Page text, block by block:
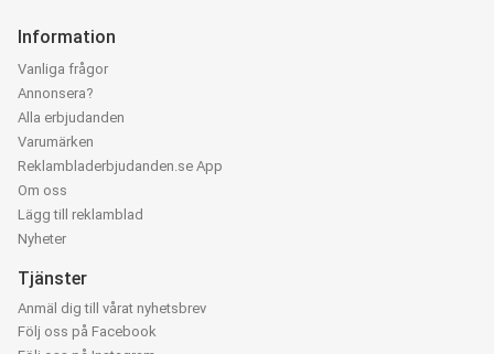
Information
Vanliga frågor
Annonsera?
Alla erbjudanden
Varumärken
Reklambladerbjudanden.se App
Om oss
Lägg till reklamblad
Nyheter
Tjänster
Anmäl dig till vårat nyhetsbrev
Följ oss på Facebook